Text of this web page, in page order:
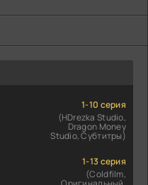
1-10 серия
(HDrezka Studio,
Dragon Money
Studio, Субтитры)
1-13 серия
(Coldfilm,